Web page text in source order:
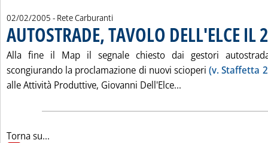
02/02/2005 - Rete Carburanti
AUTOSTRADE, TAVOLO DELL'ELCE IL
Alla fine il Map il segnale chiesto dai gestori
scongiurando la proclamazione di nuovi scioperi(v. Staffetta
alle Attività Produttive, Giovanni Dell'Elce...
Torna su...